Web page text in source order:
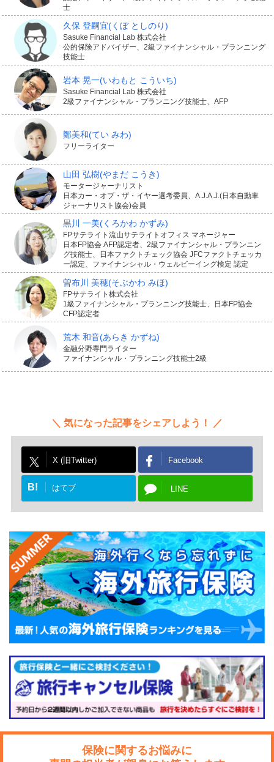
それぞれについて、被害者が負った障害の等級に応じて
75万円から4,000万円が保険金の上限額になります。
3.事故の相手が死亡したときに賠償
するお金に備えられる
事故の相手が死亡してしまったときに、葬儀費用や逸失
利益、本人や遺族への慰謝料として被害者1人につき
3,000万円を上限に保険金が支払われます。
被害者の葬儀代や、死亡しなければ将来仕事をして得た
と考えられる収入、本人や遺族への慰謝料について、そ
れぞれの支払い基準に応じて補償額が決まります。
バイクの購入時や車検時に、必
ずバイク自賠責保険に加入を
このように、バイク自賠責保険では、バイク事故で相手
にけがや死亡などの損害を与えてしまったときの賠償負
担に備えられます。
バイクの販売店や修理工場などの保険代理店のほか、250
以下の記事では、バイクの自賠責保険についてさらに解
説しています。
バイクを購入するときには必ず加入し、車検のときには
自賠責保険の更新も忘れないようにしましょう。
士
久保 登嗣宜(くぼ としのり)
Sasuke Financial Lab 株式会社
公的保険アドバイザー、2級ファイナンシャル・プランニング
技能士
岩本 晃一(いわもと こういち)
Sasuke Financial Lab 株式会社
2級ファイナンシャル・プランニング技能士、AFP
鄭美和(てい みわ)
フリーライター
山田 弘樹(やまだ こうき)
モータージャーナリスト
日本カー・オブ・ザ・イヤー選考委員、A.J.A.J.(日本自動車
ジャーナリスト協会)会員
黒川 一美(くろかわ かずみ)
FPサテライト流山サテライトオフィス マネージャー
日本FP協会 AFP認定者、2級ファイナンシャル・プランニン
グ技能士、日本ファクトチェック協会 JFCファクトチェッカ
ー認定、ファイナンシャル・ウェルビーイング検定 認定
曽布川 美穂(そぶかわ みほ)
FPサテライト株式会社
1級ファイナンシャル・プランニング技能士、日本FP協会
CFP認定者
荒木 和音(あらき かずね)
金融分野専門ライター
ファイナンシャル・プランニング技能士2級
気になった記事をシェアしよう！
X (旧Twitter) Facebook
B! はてブ LINE
保険に関するお悩みに